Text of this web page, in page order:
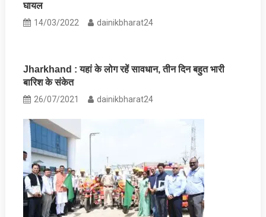
घायल
14/03/2022 dainikbharat24
Jharkhand : यहां के लोग रहें सावधान, तीन दिन बहुत भारी
बारिश के संकेत
26/07/2021 dainikbharat24